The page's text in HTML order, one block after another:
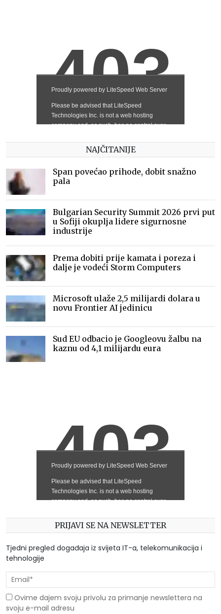
NAJČITANIJE
Span povećao prihode, dobit snažno
pala
Bulgarian Security Summit 2026 prvi put
u Sofiji okuplja lidere sigurnosne
industrije
Prema dobiti prije kamata i poreza i
dalje je vodeći Storm Computers
Microsoft ulaže 2,5 milijardi dolara u
novu Frontier AI jedinicu
Sud EU odbacio je Googleovu žalbu na
kaznu od 4,1 milijardu eura
PRIJAVI SE NA NEWSLETTER
Tjedni pregled događaja iz svijeta IT-a, telekomunikacija i
tehnologije
Ovime dajem svoju privolu za primanje newslettera na
svoju e-mail adresu